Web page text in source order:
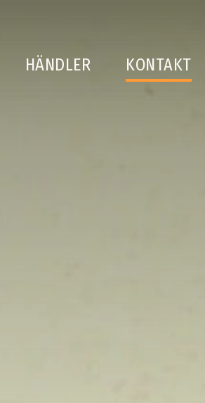
HÄNDLER KONTAKT